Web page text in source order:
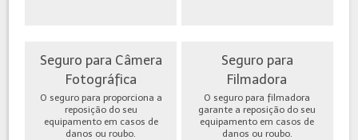
Seguro para Câmera
Fotográfica
O seguro para proporciona a
reposição do seu
equipamento em casos de
danos ou roubo.
Seguro para
Filmadora
O seguro para filmadora
garante a reposição do seu
equipamento em casos de
danos ou roubo.